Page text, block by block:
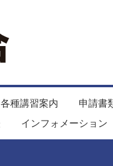
各種講習案内 申請書
インフォメーション